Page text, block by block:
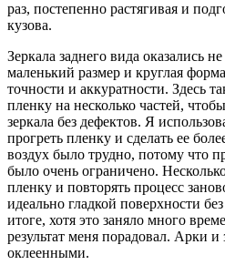
раз, постепенно растягивая и
кузова.
Зеркала заднего вида оказались
маленький размер и круглая
точности и аккуратности. Здесь
пленку на несколько частей,
зеркала без дефектов. Я
прогреть пленку и сделать ее
воздух было трудно, потому что
было очень ограничено.
пленку и повторять процесс
идеально гладкой поверхности
итоге, хотя это заняло много
результат меня порадовал. Арки и
оклеенными.